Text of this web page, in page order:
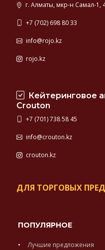
г. Алматы, мкр-н Самал-1,
+7 (702) 698 80 33
info@rojo.kz
rojo.kz
Кейтеринговое
Crouton
+7 (701) 738 58 45
info@crouton.kz
crouton.kz
ДЛЯ ТОРГОВЫХ
ПОПУЛЯРНОЕ
Лучшие предложения